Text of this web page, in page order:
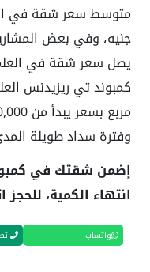
جنيه، وفي بعض
وفترة سداد طويلة المدى
إضمن شقتك في
انتهاء الكمية، للحجز
واتساب